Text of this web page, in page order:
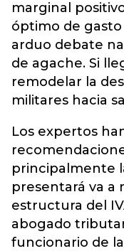
marginal
óptimo de
arduo debate
de agache. Si
remodelar la
militares hacia
Los expertos
principalmente
presentará va a
estructura del
abogado
funcionario de